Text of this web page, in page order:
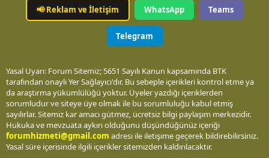
📢Reklam ve İletişim WhatsApp Teams
Telegram
Yasal Uyarı: Forum Sitemiz; 5651 Sayılı Kanun kapsamında BTK
tarafından onaylı Yer Sağlayıcı'dır. Bu sebeple içerikleri kontrol etme ya
da araştırma yükümlülüğü yoktur. Üyeler yazdığı içeriklerden
sorumludur ve siteye üye olmak ile bu sorumluluğu kabul etmiş
sayılırlar. Sitemiz kar amacı gütmez, ücretsiz bilgi paylaşım merkezidir.
Hukuka ve mevzuata aykırı olduğunu düşündüğünüz içeriği
forumhizmeti@gmail.com adresi ile iletişime geçerek bildirebilirsiniz.
Yasal süre içerisinde ilgili içerikler sitemizden kaldırılacaktır.